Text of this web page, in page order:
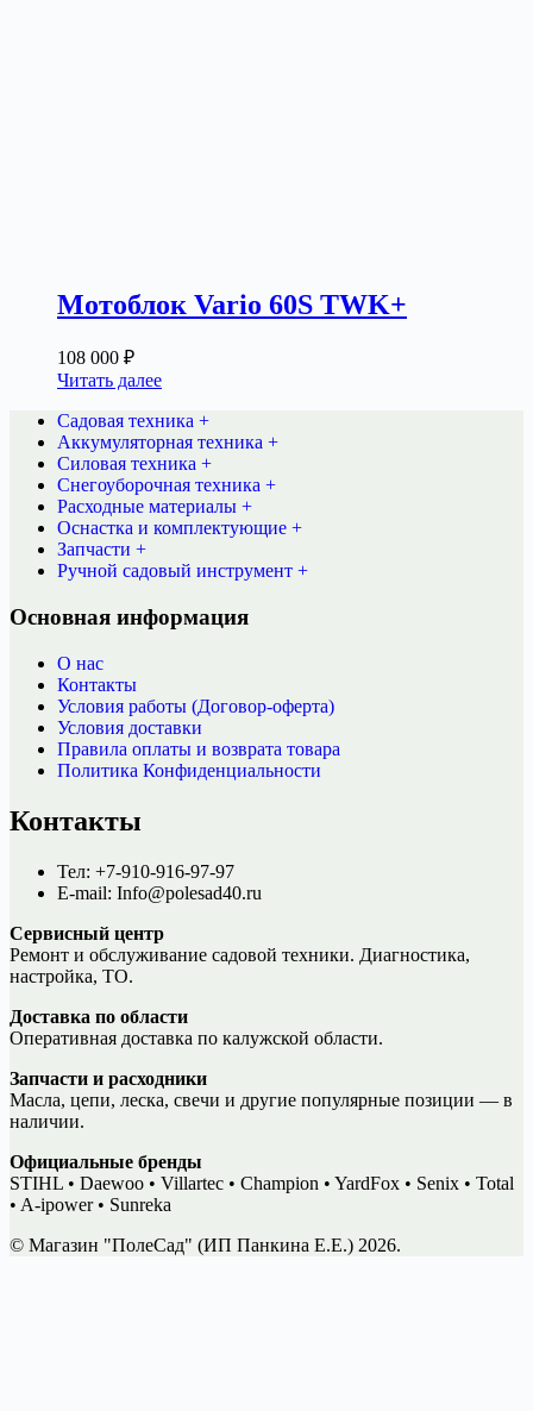
Мотоблок Vario 60S TWK+
108 000 ₽
Читать далее
Садовая техника +
Аккумуляторная техника +
Силовая техника +
Снегоуборочная техника +
Расходные материалы +
Оснастка и комплектующие +
Запчасти +
Ручной садовый инструмент +
Основная информация
О нас
Контакты
Условия работы (Договор-оферта)
Условия доставки
Правила оплаты и возврата товара
Политика Конфиденциальности
Контакты
Тел: +7-910-916-97-97
E-mail: Info@polesad40.ru
Сервисный центр
Ремонт и обслуживание садовой техники. Диагностика,
настройка, ТО.
Доставка по области
Оперативная доставка по калужской области.
Запчасти и расходники
Масла, цепи, леска, свечи и другие популярные позиции — в
наличии.
Официальные бренды
STIHL • Daewoo • Villartec • Champion • YardFox • Senix • Total
• A-ipower • Sunreka
© Магазин "ПолеСад" (ИП Панкина Е.Е.) 2026.